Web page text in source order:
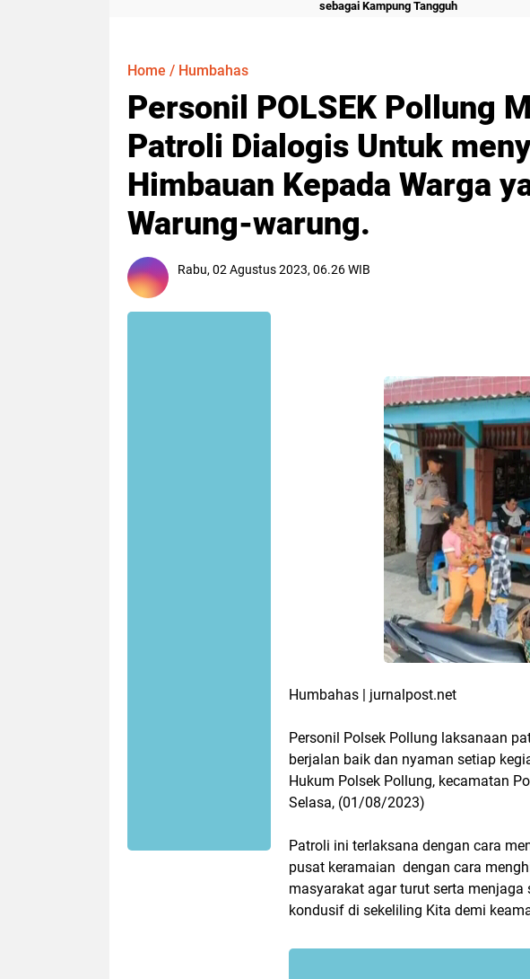
sebagai Kampung Tangguh
Home / Humbahas
Personil POLSEK Pollung
Patroli Dialogis Untuk
Himbauan Kepada Warga
Warung-warung.
Rabu, 02 Agustus 2023, 06.26 WIB
Humbahas | jurnalpost.net
Personil Polsek Pollung laksanaan
berjalan baik dan nyaman setiap
Hukum Polsek Pollung, kecamatan
Selasa, (01/08/2023)
Patroli ini terlaksana dengan cara
pusat keramaian dengan cara
masyarakat agar turut serta
kondusif di sekeliling Kita demi